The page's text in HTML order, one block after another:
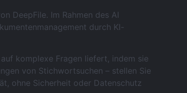
DeepFile. Im Rahmen des AI
durch KI-
komplexe Fragen liefert, indem sie
von Stichwortsuchen – stellen Sie
ohne Sicherheit oder Datenschutz